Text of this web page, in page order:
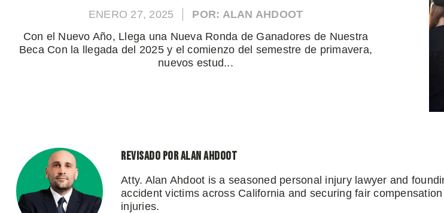
ENERO 27, 2025
POR: ALAN AHDOOT
Con el Nuevo Año, Llega una Nueva Ronda de Ganadores de Nuestra
Beca Con la llegada del 2025 y el comienzo del semestre de primavera,
nuevos estud...
Revisado por Alan Ahdoot
Atty. Alan Ahdoot is a seasoned personal injury lawyer and
accident victims across California and securing fair
injuries.